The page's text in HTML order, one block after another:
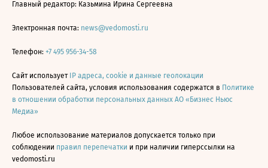
Главный редактор: Казьмина Ирина Сергеевна
Электронная почта: news@vedomosti.ru
Телефон: +7 495 956-34-58
Сайт использует IP адреса, cookie и данные геолокации
Пользователей сайта, условия использования содержатся в Политике
в отношении обработки персональных данных АО «Бизнес Ньюс
Медиа»
Любое использование материалов допускается только при
соблюдении правил перепечатки и при наличии гиперссылки на
vedomosti.ru